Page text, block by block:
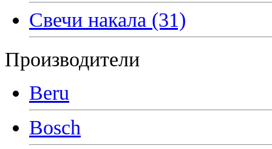
Свечи накала (31)
Производители
Beru
Bosch